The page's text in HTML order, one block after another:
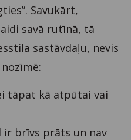
Savukārt,
savā rutīnā, tā
sastāvdaļu, nevis
tāpat kā atpūtai vai
brīvs prāts un nav